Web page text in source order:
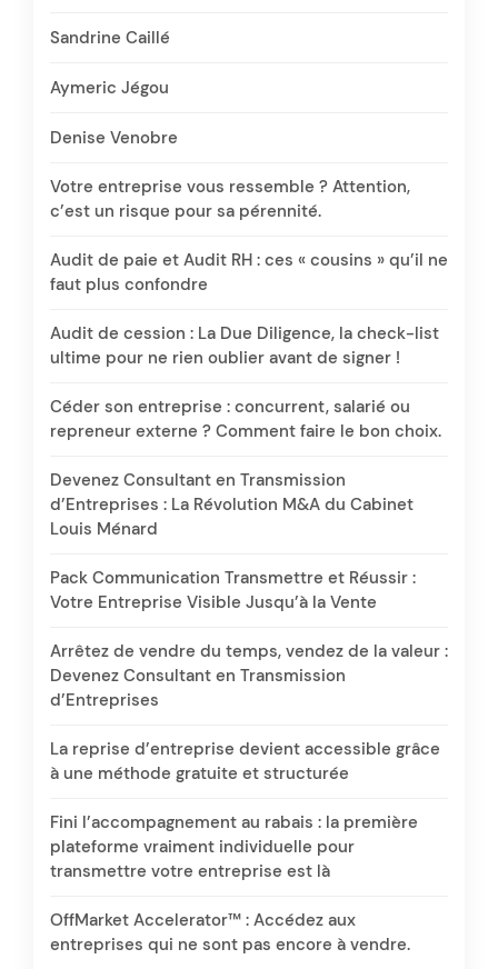
Sandrine Caillé
Aymeric Jégou
Denise Venobre
Votre entreprise vous ressemble ? Attention,
c’est un risque pour sa pérennité.
Audit de paie et Audit RH : ces « cousins » qu’il ne
faut plus confondre
Audit de cession : La Due Diligence, la check-list
ultime pour ne rien oublier avant de signer !
Céder son entreprise : concurrent, salarié ou
repreneur externe ? Comment faire le bon choix.
Devenez Consultant en Transmission
d’Entreprises : La Révolution M&A du Cabinet
Louis Ménard
Pack Communication Transmettre et Réussir :
Votre Entreprise Visible Jusqu’à la Vente
Arrêtez de vendre du temps, vendez de la valeur :
Devenez Consultant en Transmission
d’Entreprises
La reprise d’entreprise devient accessible grâce
à une méthode gratuite et structurée
Fini l’accompagnement au rabais : la première
plateforme vraiment individuelle pour
transmettre votre entreprise est là
OffMarket Accelerator™ : Accédez aux
entreprises qui ne sont pas encore à vendre.